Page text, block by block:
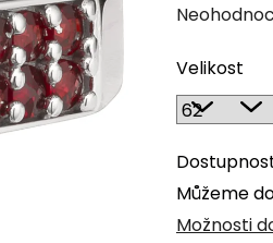
Průměrné
produktu
je
0,0
z
5
hvězdiček.
Velikost
Můžeme
Možnosti